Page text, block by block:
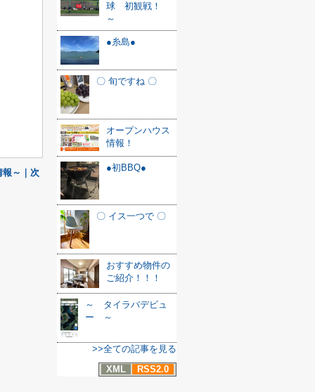
報～｜次
球 初観戦！
～
●糸島●
〇 旬ですね 〇
オープンハウス
情報！
●初BBQ●
〇 イス一つで 〇
おすすめ物件の
ご紹介！！！
～ タイラバデビュ
ー ～
>>全ての記事を見る
XML
RSS2.0